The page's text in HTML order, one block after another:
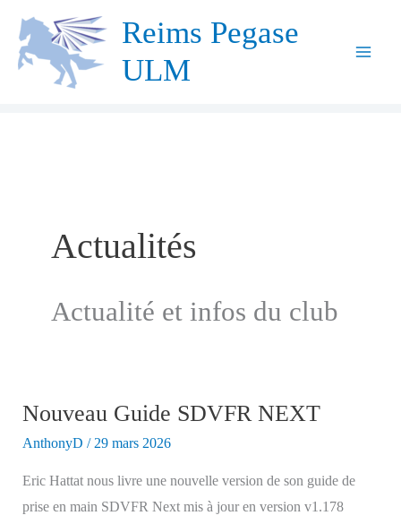
contenu
Reims Pegase
ULM
Actualités
Actualité et infos du club
Nouveau Guide SDVFR NEXT
AnthonyD / 29 mars 2026
Eric Hattat nous livre une nouvelle version de son guide de
prise en main SDVFR Next mis à jour en version v1.178